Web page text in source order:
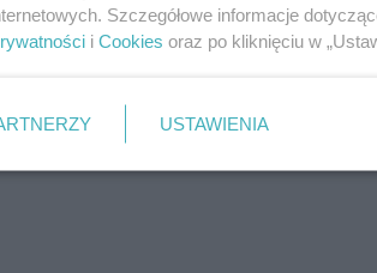
Szczegółowe informacje
i Cookies oraz po kliknięciu w
USTAWIENIA